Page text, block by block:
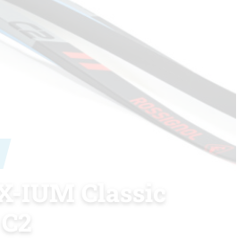
IUM Classic